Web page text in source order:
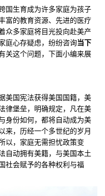
生育成为许多家庭为孩子
富的教育资源、先进的医疗
众多家庭将目光投向赴美产
庭心存疑虑，纷纷咨询当下
关这个问题，下面小编来展
国宪法获得美国国籍，美
律堡垒，明确规定，凡在美
身份如何，都将自动成为美
来，历经一个多世纪的岁月
以，家庭无需担忧政策变
自动拥有美籍，与美国本土
社会赋予的各种权利与福